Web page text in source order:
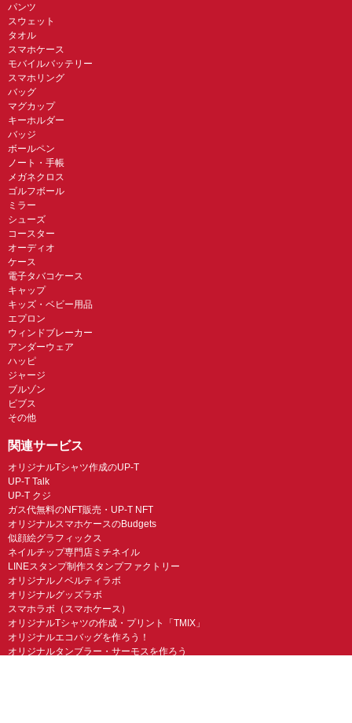
パンツ
スウェット
タオル
スマホケース
モバイルバッテリー
スマホリング
バッグ
マグカップ
キーホルダー
バッジ
ボールペン
ノート・手帳
メガネクロス
ゴルフボール
ミラー
シューズ
コースター
オーディオ
ケース
電子タバコケース
キャップ
キッズ・ベビー用品
エプロン
ウィンドブレーカー
アンダーウェア
ハッピ
ジャージ
ブルゾン
ビブス
その他
関連サービス
オリジナルTシャツ作成のUP-T
UP-T Talk
UP-T クジ
ガス代無料のNFT販売・UP-T NFT
オリジナルスマホケースのBudgets
似顔絵グラフィックス
ネイルチップ専門店ミチネイル
LINEスタンプ制作スタンプファクトリー
オリジナルノベルティラボ
オリジナルグッズラボ
スマホラボ（スマホケース）
オリジナルTシャツの作成・プリント「TMIX」
オリジナルエコバッグを作ろう！
オリジナルタンブラー・サーモスを作ろう